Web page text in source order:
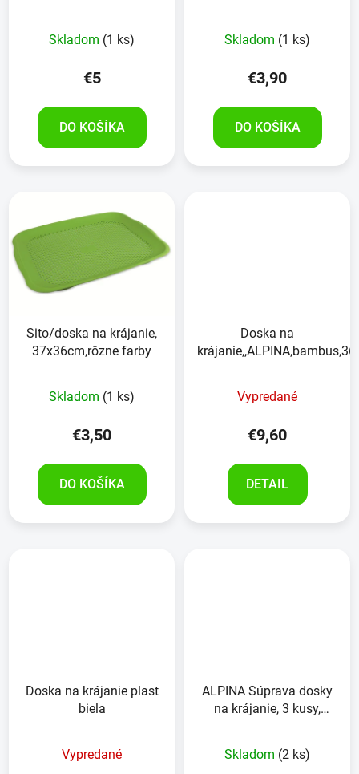
Skladom (1 ks)
€5
DO KOŠÍKA
Skladom (1 ks)
€3,90
DO KOŠÍKA
Sito/doska na krájanie,
37x36cm,rôzne farby
Skladom (1 ks)
€3,50
DO KOŠÍKA
Doska na
Vypredané
€9,60
DETAIL
Doska na krájanie plast
biela
Vypredané
ALPINA Súprava dosky
na krájanie, 3 kusy,
Skladom (2 ks)